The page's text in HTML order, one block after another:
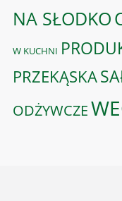
NA SŁODKO
W KUCHNI
PRZEKĄSKA
ODŻYWCZE